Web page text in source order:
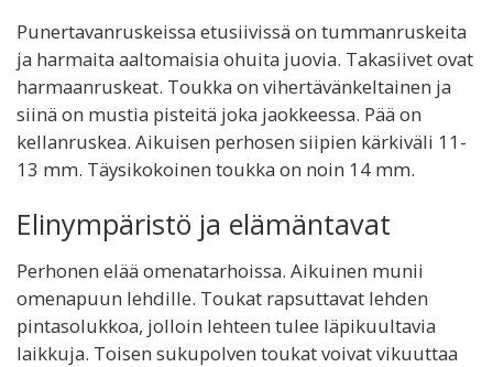
Punertavanruskeissa etusiivissä on tummanruskeita
ja harmaita aaltomaisia ohuita juovia. Takasiivet ovat
harmaanruskeat. Toukka on vihertävänkeltainen ja
siinä on mustia pisteitä joka jaokkeessa. Pää on
kellanruskea. Aikuisen perhosen siipien kärkiväli 11-
13 mm. Täysikokoinen toukka on noin 14 mm.
Elinympäristö ja elämäntavat
Perhonen elää omenatarhoissa. Aikuinen munii
omenapuun lehdille. Toukat rapsuttavat lehden
pintasolukkoa, jolloin lehteen tulee läpikuultavia
laikkuja. Toisen sukupolven toukat voivat vikuuttaa